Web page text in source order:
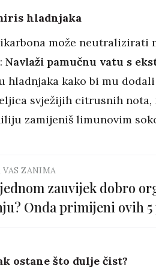
hladnjaka
može neutralizirati
Navlaži pamučnu vatu s
hladnjaka kako bi mu dodali
svježijih citrusnih nota,
zamijeniš limunovim
VAS ZANIMA
zauvijek dobro
Onda primijeni ovih
ostane što dulje čist?